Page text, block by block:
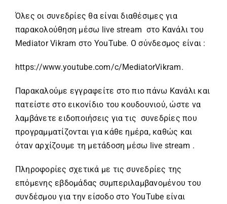
Όλες οι συνεδρίες θα είναι διαθέσιμες για
παρακολούθηση μέσω live stream στο Κανάλι του
Mediator Vikram στο YouTube. Ο σύνδεσμος είναι :
https://www.youtube.com/c/MediatorVikram.
Παρακαλούμε εγγραφείτε στο πιο πάνω Κανάλι και
πατείστε στο εικονίδιο του κουδουνιού, ώστε να
λαμβάνετε ειδοποιήσεις για τις συνεδρίες που
προγραμματίζονται για κάθε ημέρα, καθώς και
όταν αρχίζουμε τη μετάδοση μέσω live stream .
Πληροφορίες σχετικά με τις συνεδρίες της
επόμενης εβδομάδας συμπεριλαμβανομένου του
συνδέσμου για την είσοδο στο YouTube είναι